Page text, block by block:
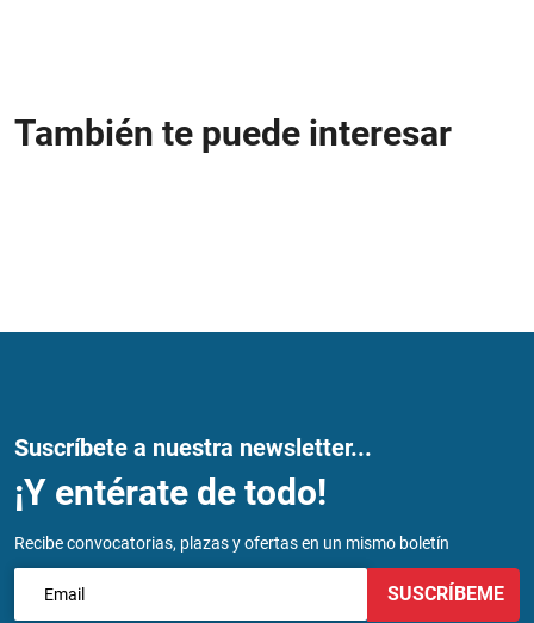
También te puede interesar
Suscríbete a nuestra newsletter...
¡Y entérate de todo!
Recibe convocatorias, plazas y ofertas en un mismo boletín
SUSCRÍBEME